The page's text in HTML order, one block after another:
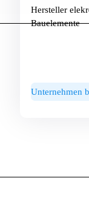
Hersteller
Bauelemente
Unternehmen